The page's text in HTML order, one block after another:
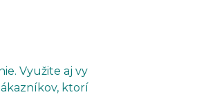
Využite aj vy
ktorí